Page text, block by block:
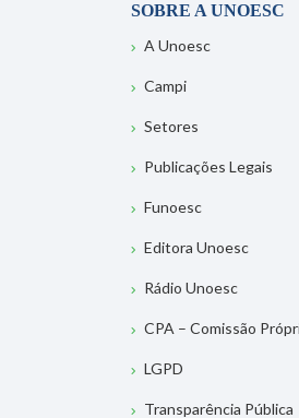
SOBRE A UNOESC
A Unoesc
Campi
Setores
Publicações Legais
Funoesc
Editora Unoesc
Rádio Unoesc
CPA – Comissão
LGPD
Transparência Pública